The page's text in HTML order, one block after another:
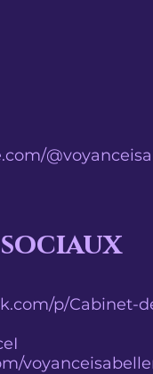
sociaux
p/Cabinet-